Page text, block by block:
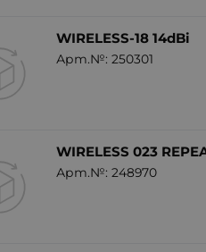
WIRELESS-18 14dBi
Арт.№: 250301
WIRELESS 023
Арт.№: 248970